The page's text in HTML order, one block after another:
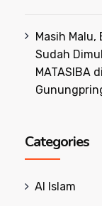
Masih Malu,
Sudah
MATASIBA
Categories
Al Islam